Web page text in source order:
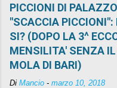
PICCIONI DI
"SCACCIA PICCIONI":
SI? (DOPO LA 3^
MENSILITA' SENZA
MOLA DI BARI)
Di Mancio - marzo 10, 2018